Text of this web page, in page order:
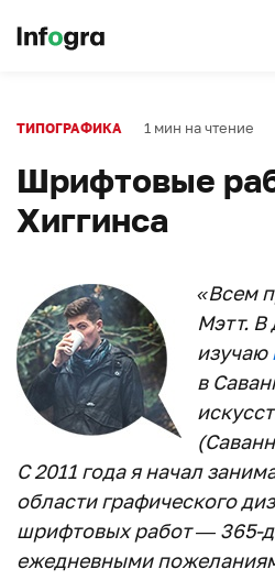
ТИПОГРАФИКА 1 мин на чтение
Шрифтовые
Хиггинса
«Всем
Мэтт. В
изучаю
в
С 2011 года я начал
области графического
шрифтовых работ — 365-
ежедневными